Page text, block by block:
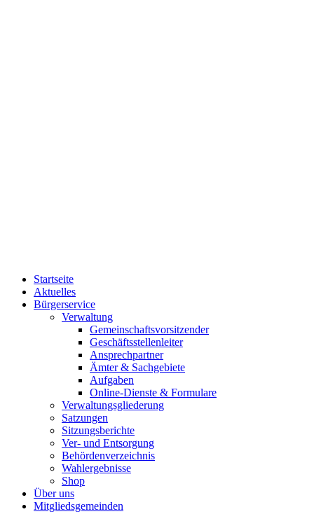
Startseite
Aktuelles
Bürgerservice
Verwaltung
Gemeinschaftsvorsitzender
Geschäftsstellenleiter
Ansprechpartner
Ämter & Sachgebiete
Aufgaben
Online-Dienste & Formulare
Verwaltungsgliederung
Satzungen
Sitzungsberichte
Ver- und Entsorgung
Behördenverzeichnis
Wahlergebnisse
Shop
Über uns
Mitgliedsgemeinden